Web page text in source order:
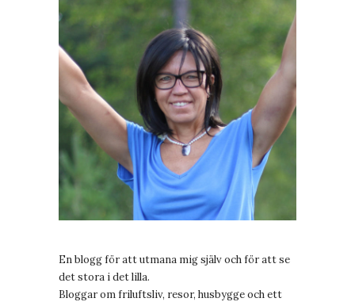
En blogg för att utmana mig själv och för att se
det stora i det lilla.
Bloggar om friluftsliv, resor, husbygge och ett